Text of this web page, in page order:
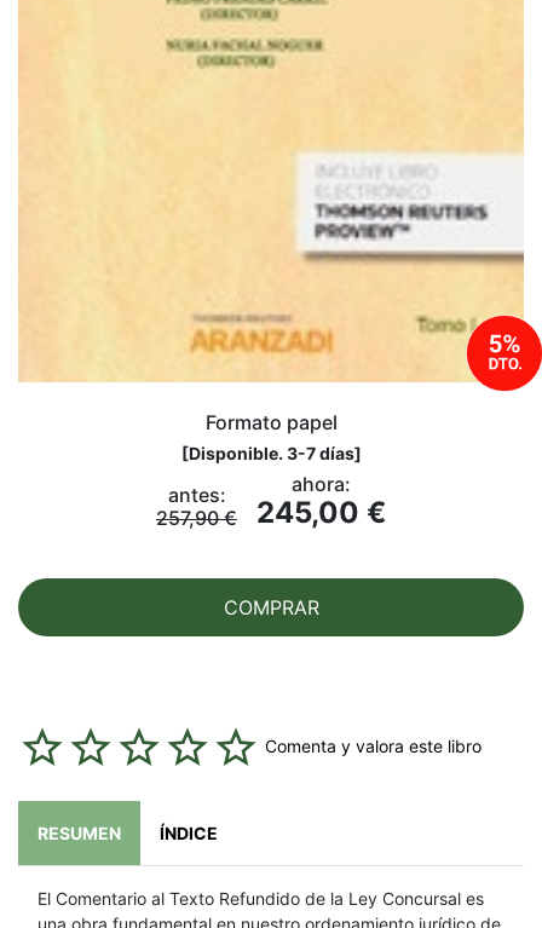
Formato papel
[Disponible. 3-7 días]
antes:
257,90 €
ahora:
245,00 €
COMPRAR
Comenta y valora este libro
RESUMEN ÍNDICE
El Comentario al Texto Refundido de la Ley Concursal es
una obra fundamental en nuestro ordenamiento jurídico de